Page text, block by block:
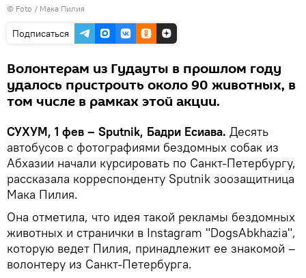
© Foto / Мака Пилия
Подписаться
Волонтерам из Гудауты в прошлом году
удалось пристроить около 90 животных, в
том числе в рамках этой акции.
СУХУМ, 1 фев – Sputnik, Бадри Есиава. Десять
автобусов с фотографиями бездомных собак из
Абхазии начали курсировать по Санкт-Петербургу,
рассказала корреспонденту Sputnik зоозащитница
Мака Пилия.
Она отметила, что идея такой рекламы бездомных
животных и странички в Instagram "DogsAbkhazia",
которую ведет Пилия, принадлежит ее знакомой –
волонтеру из Санкт-Петербурга.